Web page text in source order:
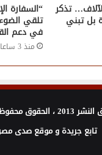
تذكر
بل تبني
“السفارة
تلقي
في دعم
منذ 3 ساعات
الحقوق محفوظة |
تابع جريدة و موقع صدى